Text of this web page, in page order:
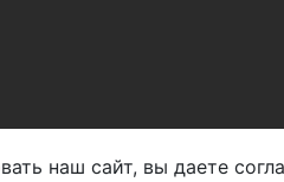
наш сайт, вы даете